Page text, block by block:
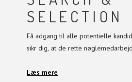
SELECTION
Få adgang til alle potentielle
sikr dig, at de rette
Læs mere